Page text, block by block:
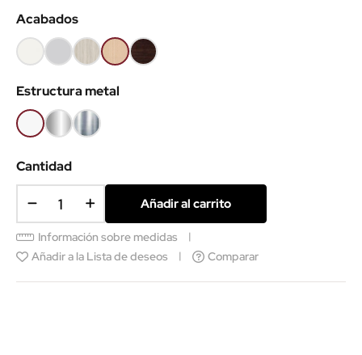
Acabados
BlancoGris
claro
Roble
(EMF)
Haya
(EMF)
Wengué
Estructura metal
BlancoGris
EMF
Platino
EMF
Cantidad
Añadir al carrito
Información sobre medidas
Añadir a la Lista de deseos
Comparar